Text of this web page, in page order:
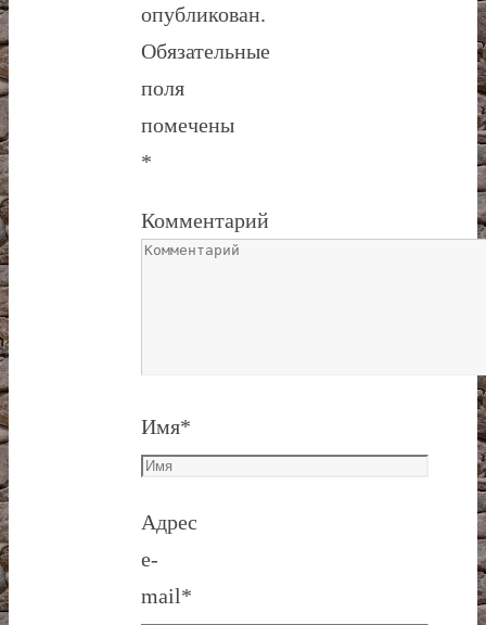
опубликован.
Обязательные
поля
помечены
*
Комментарий
Имя*
Адрес
e-
mail*